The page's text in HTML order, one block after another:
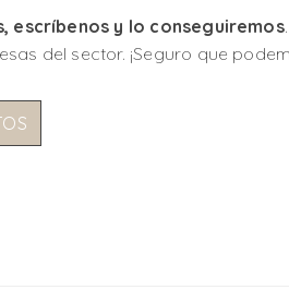
escríbenos y lo conseguiremos
del sector. ¡Seguro que